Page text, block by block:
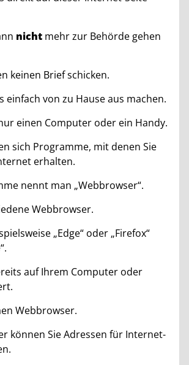
nicht mehr zur Behörde gehen
keinen Brief schicken.
einfach von zu Hause aus machen.
einen Computer oder ein Handy.
sich Programme, mit denen Sie
erhalten.
nennt man „Webbrowser“.
Webbrowser.
„Edge“ oder „Firefox“
auf Ihrem Computer oder
Webbrowser.
können Sie Adressen für Internet-